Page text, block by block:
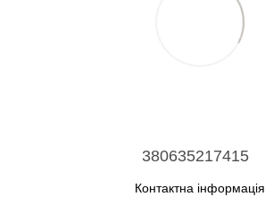
380635217415
Контактна інформація